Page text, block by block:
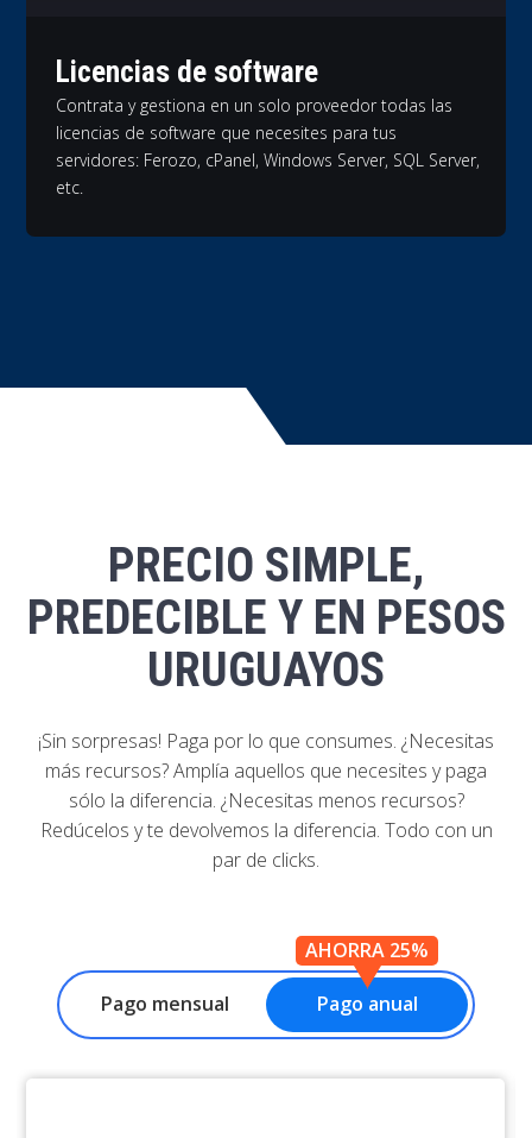
Licencias de software
Contrata y gestiona en un solo proveedor todas las
licencias de software que necesites para tus
servidores: Ferozo, cPanel, Windows Server, SQL Server,
etc.
PRECIO SIMPLE,
PREDECIBLE Y EN PESOS
URUGUAYOS
¡Sin sorpresas! Paga por lo que consumes. ¿Necesitas
más recursos? Amplía aquellos que necesites y paga
sólo la diferencia. ¿Necesitas menos recursos?
Redúcelos y te devolvemos la diferencia. Todo con un
par de clicks.
Pago mensual Pago anual
AHORRA 25%